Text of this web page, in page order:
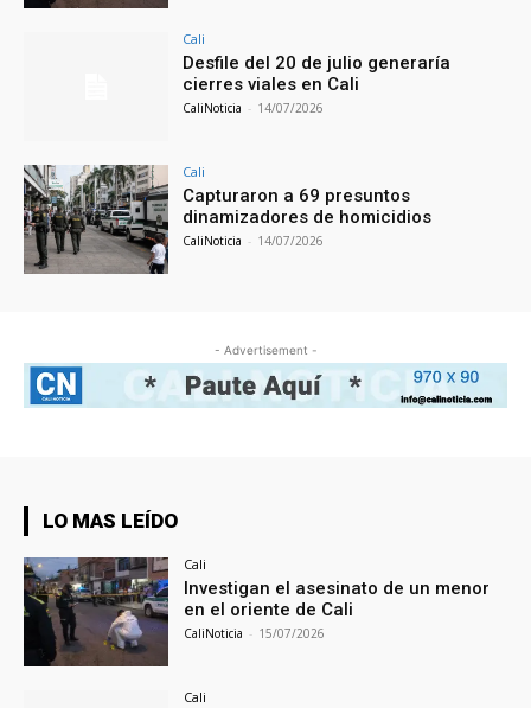
Cali
Desfile del 20 de julio generaría
cierres viales en Cali
CaliNoticia - 14/07/2026
Cali
Capturaron a 69 presuntos
dinamizadores de homicidios
CaliNoticia - 14/07/2026
- Advertisement -
LO MAS LEÍDO
Cali
Investigan el asesinato de un menor
en el oriente de Cali
CaliNoticia - 15/07/2026
Cali